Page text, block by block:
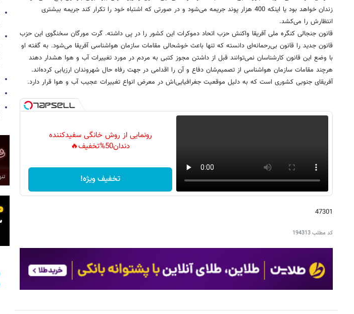
زندان خواهد بود یا اینکه 400 هزار پوند جریمه می‌شود و در صورتی که اشتباه خود را تکرار کند جریمه بیشتری
انتظارش را می‌کشد.
قانون جنجالی کنگره ملی آفریقا واکنش حزب اتحاد دموکرات این کشور را در پی داشته. گرت مورگان سخنگوی این حزب
قانون جدید را قانون بی‌رحمانه‌ای دانسته که تنها باعث خوشحالی مقامات سازمان هواشناسی آفریقا می‌شود. به گفته او
با وضع این قانون کارشناسان نمی‌توانند قبل از داشتن مجوز کتبی به مردم در مورد تغییرات آب و هوا هشدار دهند
هرچند مقامات سازمان هواشناسی از تصمیم‌شان دفاع و آن را اقدامی در جهت رفاه حال شهروندان ارزیابی کرده‌اند.
آفریقای جنوبی کشوری است که به دلیل موقعیت جغرافیایی‌اش در معرض انواع تغییرات عجیب آب و هوا قرار دارد.
رونمایی از روش خانگی سفیدکننده
دندان50%تخفیف🔥
تخفیف ویژه!
47301
کد مطلب194313